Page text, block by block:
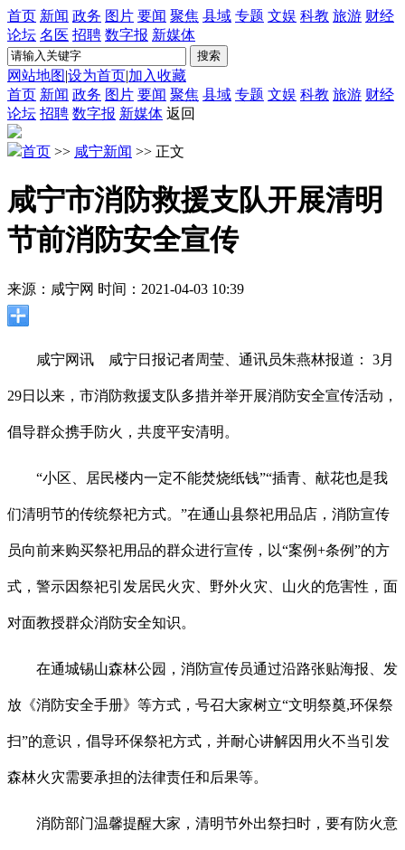
首页 新闻 政务 图片 要闻 聚焦 县域 专题 文娱 科教 旅游 财经
论坛 名医 招聘 数字报 新媒体
网站地图|设为首页|加入收藏
首页 新闻 政务 图片 要闻 聚焦 县域 专题 文娱 科教 旅游 财经
论坛 招聘 数字报 新媒体 返回
首页 >> 咸宁新闻 >> 正文
咸宁市消防救援支队开展清明
节前消防安全宣传
来源：咸宁网 时间：2021-04-03 10:39
咸宁网讯 咸宁日报记者周莹、通讯员朱燕林报道： 3月
29日以来，市消防救援支队多措并举开展消防安全宣传活动，
倡导群众携手防火，共度平安清明。
“小区、居民楼内一定不能焚烧纸钱”“插青、献花也是我
们清明节的传统祭祀方式。”在通山县祭祀用品店，消防宣传
员向前来购买祭祀用品的群众进行宣传，以“案例+条例”的方
式，警示因祭祀引发居民火灾、野外火灾、山火的危害性，面
对面教授群众消防安全知识。
在通城锡山森林公园，消防宣传员通过沿路张贴海报、发
放《消防安全手册》等方式，号召大家树立“文明祭奠,环保祭
扫”的意识，倡导环保祭祀方式，并耐心讲解因用火不当引发
森林火灾需要承担的法律责任和后果等。
消防部门温馨提醒大家，清明节外出祭扫时，要有防火意